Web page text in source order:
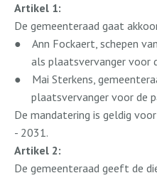
Artikel 1:
De gemeenteraad gaat
●
Ann Fockaert, schepen
als plaatsvervanger voor
●
Mai Sterkens,
plaatsvervanger voor de
De mandatering is geldig
- 2031.
Artikel 2:
De gemeenteraad geeft de